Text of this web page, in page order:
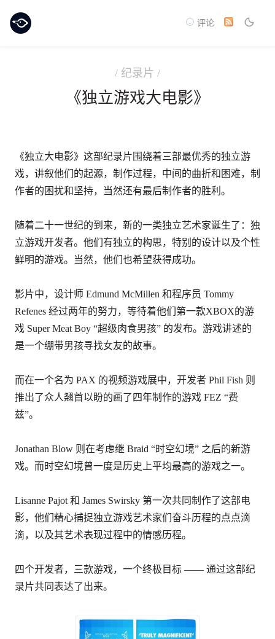
评论
/ 纪录片 /
《独立游戏大电影》
《独立大电影》这部纪录片围绕着三部最优秀的独立游
戏，讲叙他们的起源，制作过程，中间的曲折和困难，制
作者的困扰和坚持，当然还有最后制作者的胜利。
随着二十一世纪的到来，新的一类独立艺术家诞生了：独
立游戏开发者。他们有独立的构思，特别的设计以及个性
鲜明的游戏。当然，他们也希望获得成功。
影片中，设计师 Edmund McMillen 和程序员 Tommy
Refenes 经过两年的努力，等待着他们第一款XBOX的游
戏 Super Meat Boy “超级肉食男孩” 的发布。游戏讲述的
是一个绷带男孩寻找女友的故事。
而在一个名为 PAX 的视频游戏展中，开发者 Phil Fish 则
推出了众人翘首以盼的画了四年制作的游戏 FEZ “费
兹”。
Jonathan Blow 则在考虑继 Braid “时空幻境” 之后的新游
戏。而时空幻境曾一度是历史上平均最高的游戏之一。
Lisanne Pajot 和 James Swirsky 第一次共同制作了这部电
影，他们精心捕捉独立游戏艺术家们奋斗历程的点点滴
滴，以及其艺术表现过程中的情感历程。
四个开发者，三款游戏，一个终极目标 —— 通过这部纪
录片共同表达了出来。